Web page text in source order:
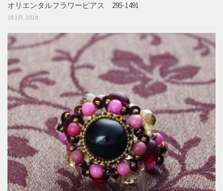
オリエンタルフラワーピアス 295-1491
18 1月, 2018